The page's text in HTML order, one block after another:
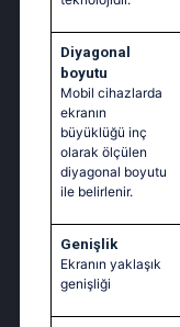
Diyagonal
boyutu
Mobil cihazlarda
ekranın
büyüklüğü inç
olarak ölçülen
diyagonal boyutu
ile belirlenir.
Genişlik
Ekranın yaklaşık
genişliği